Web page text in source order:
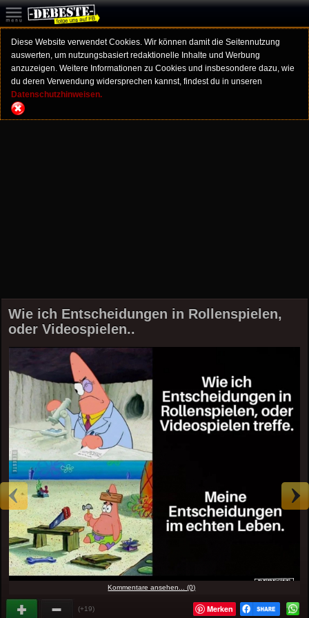
Diese Website verwendet Cookies. Wir können damit die Seitennutzung
auswerten, um nutzungsbasiert redaktionelle Inhalte und Werbung
anzuzeigen. Weitere Informationen zu Cookies und insbesondere dazu, wie
du deren Verwendung widersprechen kannst, findest du in unseren
Datenschutzhinweisen.
Wie ich Entscheidungen in Rollenspielen,
oder Videospielen..
Kommentare ansehen... (0)
(+19) Merken